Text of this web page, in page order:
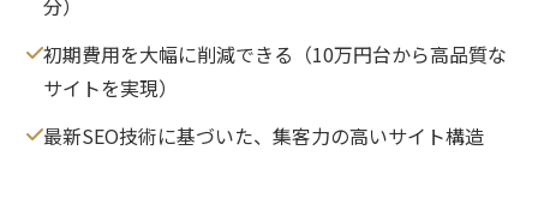
分）
初期費用を大幅に削減できる（10万円台から高品質な
サイトを実現）
最新SEO技術に基づいた、集客力の高いサイト構造